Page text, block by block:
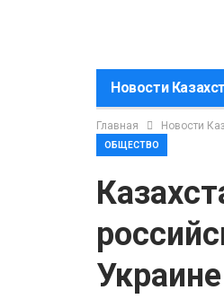
Новости
Главная Новости
ОБЩЕСТВО
Украине